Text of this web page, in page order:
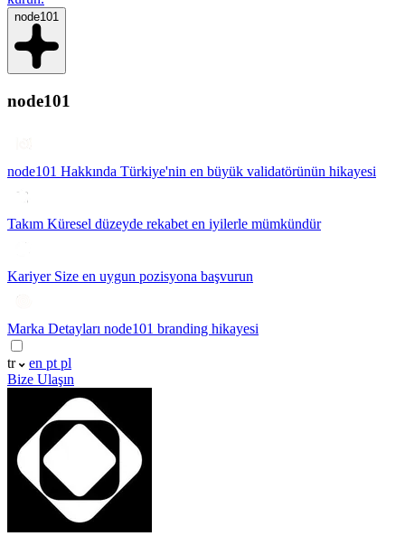
node101
node101
node101 Hakkında Türkiye'nin en büyük validatörünün hikayesi
Takım Küresel düzeyde rekabet en iyilerle mümkündür
Kariyer Size en uygun pozisyona başvurun
Marka Detayları node101 branding hikayesi
tr en pt pl
Bize Ulaşın